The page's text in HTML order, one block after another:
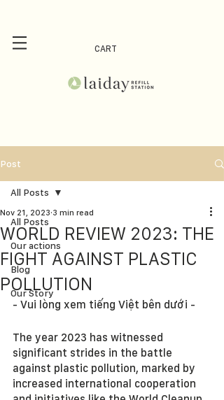
CART
Post
All Posts
Our actions
Blog
Our Story
All Posts
WORLD REVIEW 2023: THE
FIGHT AGAINST PLASTIC
POLLUTION
Nov 21, 2023 3 min read
- Vui lòng xem tiếng Việt bên dưới -
The year 2023 has witnessed
significant strides in the battle
against plastic pollution, marked by
increased international cooperation